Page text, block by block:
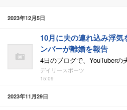
2023年12月5日
10月に夫の連れ込み浮
ンバーが離婚を報告
4日のブログで、YouTuber
デイリースポーツ
15:09
2023年11月29日